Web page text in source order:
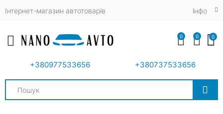
Інтернет-магазин автотоварів Iнфо
Toggle mobile menu
+380977533656 +380737533656
Search
0 0 0